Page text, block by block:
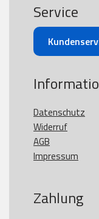
Service
Datenschutz
Widerruf
AGB
Impressum
Zahlung